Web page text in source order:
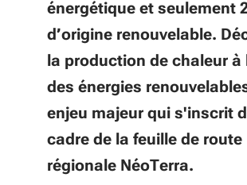
énergétique et seulement
d’origine renouvelable.
la production de chaleur à
des énergies
enjeu majeur qui s'inscrit
cadre de la feuille de route
régionale NéoTerra.